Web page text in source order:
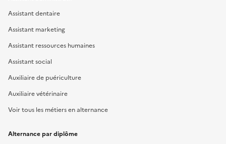
Assistant dentaire
Assistant marketing
Assistant ressources humaines
Assistant social
Auxiliaire de puériculture
Auxiliaire vétérinaire
Voir tous les métiers en alternance
Alternance par diplôme